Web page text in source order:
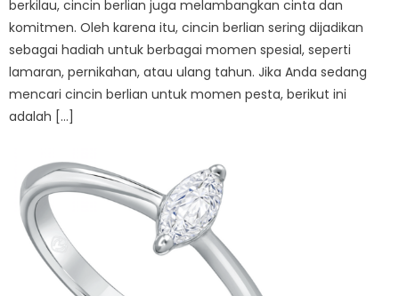
berkilau, cincin berlian juga melambangkan cinta dan
komitmen. Oleh karena itu, cincin berlian sering dijadikan
sebagai hadiah untuk berbagai momen spesial, seperti
lamaran, pernikahan, atau ulang tahun. Jika Anda sedang
mencari cincin berlian untuk momen pesta, berikut ini
adalah […]